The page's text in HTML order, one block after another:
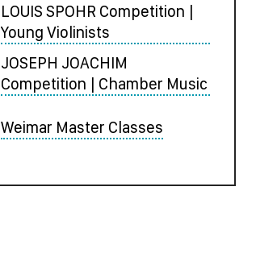
LOUIS SPOHR Competition |
Young Violinists
JOSEPH JOACHIM
Competition | Chamber Music
Weimar Master Classes